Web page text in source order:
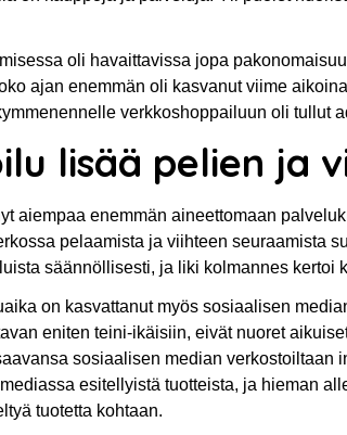
oli havaittavissa jopa
ajan enemmän oli kasvanut viime
verkkoshoppailuun oli tullut
lisää pelien ja
aiempaa enemmän aineettomaan
pelaamista ja viihteen seuraamista
säännöllisesti, ja liki kolmannes kertoi
on kasvattanut myös sosiaalisen
eniten teini-ikäisiin, eivät nuoret
sosiaalisen median verkostoiltaan
esitellyistä tuotteista, ja hieman
tuotetta kohtaan.